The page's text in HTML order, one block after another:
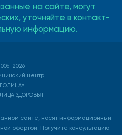
на сайте, могут
уточняйте в контакт-
информацию.
2026
центр
ЗДОРОВЬЯ"
сайте, носят информационный
офертой. Получите консультацию